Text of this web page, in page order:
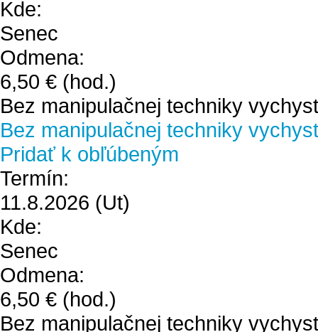
Kde:
Senec
Odmena:
6,50 € (hod.)
Bez manipulačnej techniky
Bez manipulačnej techniky
Pridať k obľúbeným
Termín:
11.8.2026 (Ut)
Kde:
Senec
Odmena:
6,50 € (hod.)
Bez manipulačnej techniky